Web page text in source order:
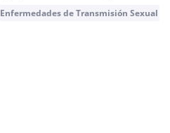
Enfermedades de Transmisión Sexual